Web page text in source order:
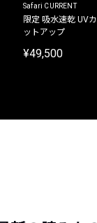
Safari CURRENT
限定 吸水速乾 UV
ットアップ
¥49,500